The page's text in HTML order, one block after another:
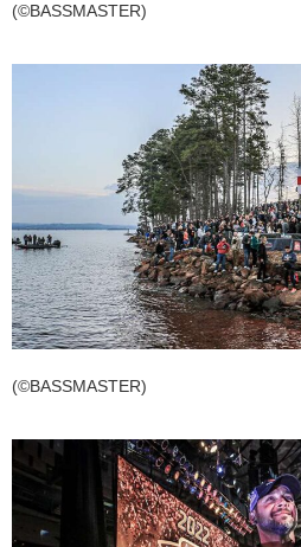
(©BASSMASTER)
(©BASSMASTER)